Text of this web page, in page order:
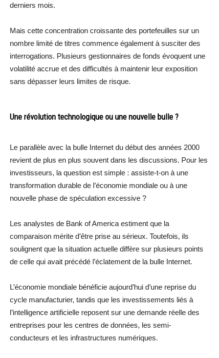
derniers mois.
Mais cette concentration croissante des portefeuilles sur un
nombre limité de titres commence également à susciter des
interrogations. Plusieurs gestionnaires de fonds évoquent une
volatilité accrue et des difficultés à maintenir leur exposition
sans dépasser leurs limites de risque.
Une révolution technologique ou une nouvelle bulle ?
Le parallèle avec la bulle Internet du début des années 2000
revient de plus en plus souvent dans les discussions. Pour les
investisseurs, la question est simple : assiste-t-on à une
transformation durable de l’économie mondiale ou à une
nouvelle phase de spéculation excessive ?
Les analystes de Bank of America estiment que la
comparaison mérite d’être prise au sérieux. Toutefois, ils
soulignent que la situation actuelle diffère sur plusieurs points
de celle qui avait précédé l’éclatement de la bulle Internet.
L’économie mondiale bénéficie aujourd’hui d’une reprise du
cycle manufacturier, tandis que les investissements liés à
l’intelligence artificielle reposent sur une demande réelle des
entreprises pour les centres de données, les semi-
conducteurs et les infrastructures numériques.